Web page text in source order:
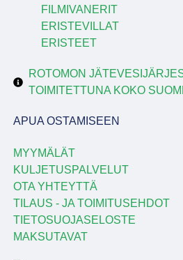
FILMIVANERIT
ERISTEVILLAT
ERISTEET
ROTOMON
TOIMITETTUNA KOKO
APUA OSTAMISEEN
MYYMÄLÄT
KULJETUSPALVELUT
OTA YHTEYTTÄ
TILAUS - JA TOIMITUSEHDOT
TIETOSUOJASELOSTE
MAKSUTAVAT